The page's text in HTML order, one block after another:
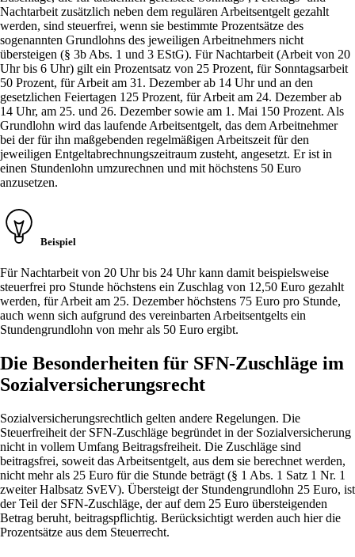
Nachtarbeit zusätzlich neben dem regulären Arbeitsentgelt gezahlt
werden, sind steuerfrei, wenn sie bestimmte Prozentsätze des
sogenannten Grundlohns des jeweiligen Arbeitnehmers nicht
übersteigen (§ 3b Abs. 1 und 3 EStG). Für Nachtarbeit (Arbeit von 20
Uhr bis 6 Uhr) gilt ein Prozentsatz von 25 Prozent, für Sonntagsarbeit
50 Prozent, für Arbeit am 31. Dezember ab 14 Uhr und an den
gesetzlichen Feiertagen 125 Prozent, für Arbeit am 24. Dezember ab
14 Uhr, am 25. und 26. Dezember sowie am 1. Mai 150 Prozent. Als
Grundlohn wird das laufende Arbeitsentgelt, das dem Arbeitnehmer
bei der für ihn maßgebenden regelmäßigen Arbeitszeit für den
jeweiligen Entgeltabrechnungszeitraum zusteht, angesetzt. Er ist in
einen Stundenlohn umzurechnen und mit höchstens 50 Euro
anzusetzen.
Beispiel
Für Nachtarbeit von 20 Uhr bis 24 Uhr kann damit beispielsweise
steuerfrei pro Stunde höchstens ein Zuschlag von 12,50 Euro gezahlt
werden, für Arbeit am 25. Dezember höchstens 75 Euro pro Stunde,
auch wenn sich aufgrund des vereinbarten Arbeitsentgelts ein
Stundengrundlohn von mehr als 50 Euro ergibt.
Die Besonderheiten für SFN-Zuschläge im
Sozialversicherungsrecht
Sozialversicherungsrechtlich gelten andere Regelungen. Die
Steuerfreiheit der SFN-Zuschläge begründet in der Sozialversicherung
nicht in vollem Umfang Beitragsfreiheit. Die Zuschläge sind
beitragsfrei, soweit das Arbeitsentgelt, aus dem sie berechnet werden,
nicht mehr als 25 Euro für die Stunde beträgt (§ 1 Abs. 1 Satz 1 Nr. 1
zweiter Halbsatz SvEV). Übersteigt der Stundengrundlohn 25 Euro, ist
der Teil der SFN-Zuschläge, der auf dem 25 Euro übersteigenden
Betrag beruht, beitragspflichtig. Berücksichtigt werden auch hier die
Prozentsätze aus dem Steuerrecht.